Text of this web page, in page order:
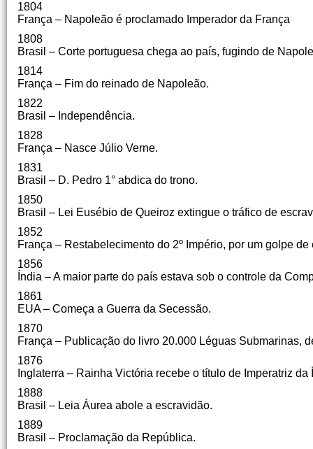
1804
França – Napoleão é proclamado Imperador da França
1808
Brasil – Corte portuguesa chega ao país, fugindo de
1814
França – Fim do reinado de Napoleão.
1822
Brasil – Independência.
1828
França – Nasce Júlio Verne.
1831
Brasil – D. Pedro 1° abdica do trono.
1850
Brasil – Lei Eusébio de Queiroz extingue o tráfico de
1852
França – Restabelecimento do 2º Império, por um golpe
1856
Índia – A maior parte do país estava sob o controle da
1861
EUA – Começa a Guerra da Secessão.
1870
França – Publicação do livro 20.000 Léguas Submarinas,
1876
Inglaterra – Rainha Victória recebe o título de Imperatriz da
1888
Brasil – Leia Áurea abole a escravidão.
1889
Brasil – Proclamação da República.